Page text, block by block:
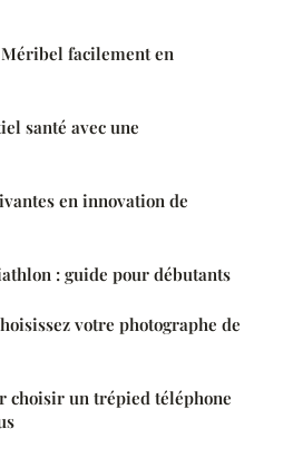
facilement en
santé avec une
en innovation de
: guide pour débutants
votre photographe de
choisir un trépied téléphone